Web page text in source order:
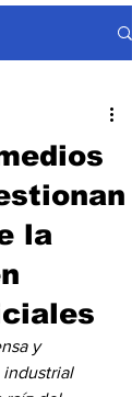
la
y
industrial